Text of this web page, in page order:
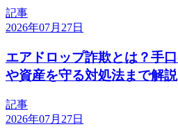
記事
2026年07月27日
エアドロップ詐欺とは？手
や資産を守る対処法まで解説
記事
2026年07月27日